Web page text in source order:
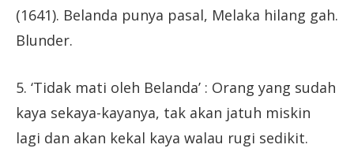
(1641). Belanda punya pasal, Melaka hilang gah.
Blunder.
5. ‘Tidak mati oleh Belanda’ : Orang yang sudah
kaya sekaya-kayanya, tak akan jatuh miskin
lagi dan akan kekal kaya walau rugi sedikit.